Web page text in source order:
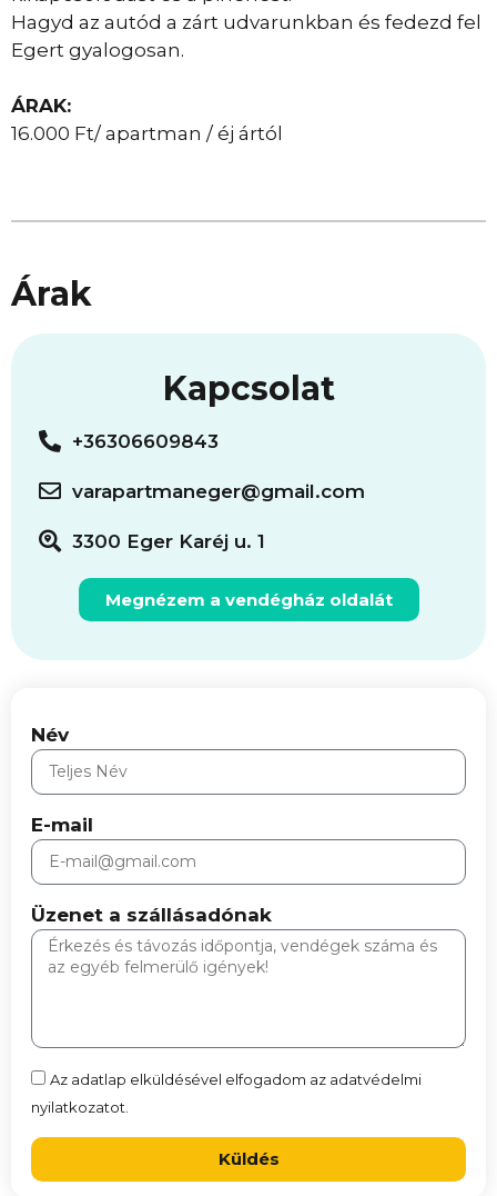
Hagyd az autód a zárt udvarunkban és fedezd fel
Egert gyalogosan.
ÁRAK:
16.000 Ft/ apartman / éj ártól
Árak
Kapcsolat
+36306609843
varapartmaneger@gmail.com
3300 Eger Karéj u. 1
Megnézem a vendégház oldalát
Név
E-mail
Üzenet a szállásadónak
Az adatlap elküldésével elfogadom az adatvédelmi
nyilatkozatot.
Küldés